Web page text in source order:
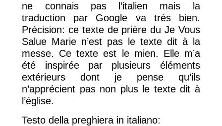
ne connais pas l’italien mais la
traduction par Google va très bien.
Précision: ce texte de prière du Je Vous
Salue Marie n’est pas le texte dit à la
messe. Ce texte est le mien. Elle m’a
été inspirée par plusieurs éléments
extérieurs dont je pense qu’ils
n’apprécient pas non plus le texte dit à
l’église.
Testo della preghiera in italiano: